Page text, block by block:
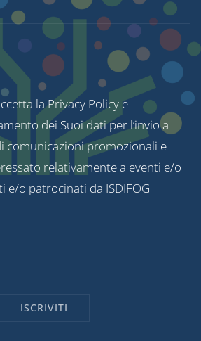
laPrivacy Policy e
dei Suoi dati per l’invio a
comunicazioni promozionali e
relativamente a eventi e/o
e/o patrocinati da ISDIFOG